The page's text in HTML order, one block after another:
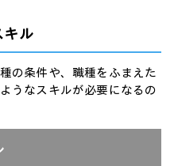
キル
の条件や、職種をふまえた
うなスキルが必要になるの